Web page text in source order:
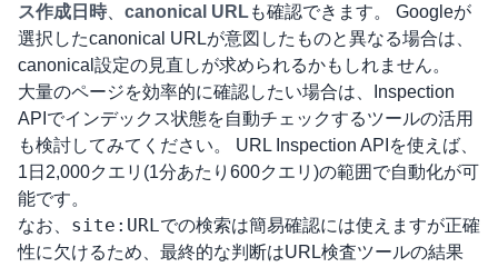
ス作成日時、 canonical URLも確認できます。 Googleが
選択したcanonical URLが意図したものと異なる場合は、
canonical設定の見直しが求められるかもしれません。
大量のページを効率的に確認したい場合は、
Inspection
APIでインデックス状態を自動チェックするツールの活用
も検討してみてください。 URL Inspection APIを使えば、
1日2,000クエリ(1分あたり600クエリ)の範囲で自動化が可
能です。
なお、 site:URL での検索は簡易確認には使えますが正確
性に欠けるため、最終的な判断はURL検査ツールの結果